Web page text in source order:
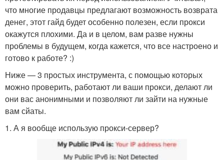
что многие продавцы предлагают возможность возврата
денег, этот гайд будет особенно полезен, если прокси
окажутся плохими. Да и в целом, вам разве нужны
проблемы в будущем, когда кажется, что все настроено и
готово к работе? :)
Ниже — 3 простых инструмента, с помощью которых
можно проверить, работают ли ваши прокси, делают ли
они вас анонимными и позволяют ли зайти на нужные
вам сйаты.
1. А я вообще использую прокси-сервер?